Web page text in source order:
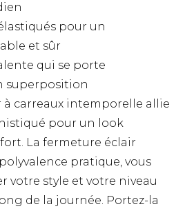
pour un
et sûr
qui se porte
superposition
à carreaux intemporelle allie
pour un look
La fermeture éclair
pratique, vous
votre style et votre niveau
de la journée. Portez-la